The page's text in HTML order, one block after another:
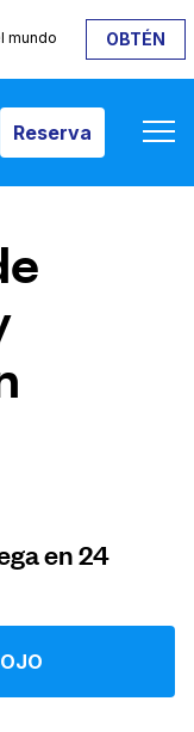
mundo
OBTÉN
Reserva
Reserva
en 24